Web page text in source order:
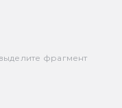
фрагмент